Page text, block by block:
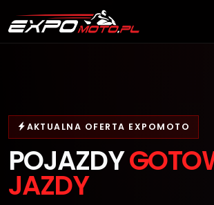
AKTUALNA OFERTA EXPOMOTO
POJAZDY
JAZDY